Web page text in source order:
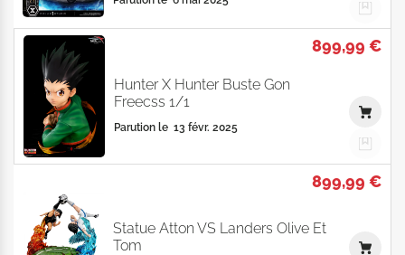
899,99 €
Hunter X Hunter Buste Gon
Freecss 1/1
Parution le 13 févr. 2025
899,99 €
Statue Atton VS Landers Olive Et
Tom